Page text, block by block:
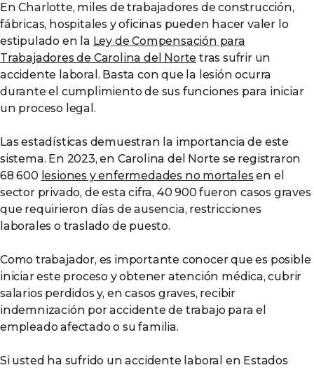
En Charlotte, miles de trabajadores de construcción,
fábricas, hospitales y oficinas pueden hacer valer lo
estipulado en la Ley de Compensación para
Trabajadores de Carolina del Norte tras sufrir un
accidente laboral. Basta con que la lesión ocurra
durante el cumplimiento de sus funciones para iniciar
un proceso legal.
Las estadísticas demuestran la importancia de este
sistema. En 2023, en Carolina del Norte se registraron
68 600 lesiones y enfermedades no mortales en el
sector privado, de esta cifra, 40 900 fueron casos graves
que requirieron días de ausencia, restricciones
laborales o traslado de puesto.
Como trabajador, es importante conocer que es posible
iniciar este proceso y obtener atención médica, cubrir
salarios perdidos y, en casos graves, recibir
indemnización por accidente de trabajo para el
empleado afectado o su familia.
Si usted ha sufrido un accidente laboral en Estados